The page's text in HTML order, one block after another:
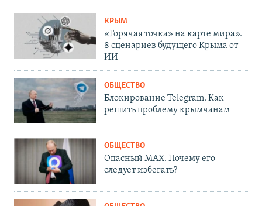
КРЫМ
«Горячая точка» на карте мира».
8 сценариев будущего Крыма от
ИИ
ОБЩЕСТВО
Блокирование Telegram. Как
решить проблему крымчанам
ОБЩЕСТВО
Опасный MAX. Почему его
следует избегать?